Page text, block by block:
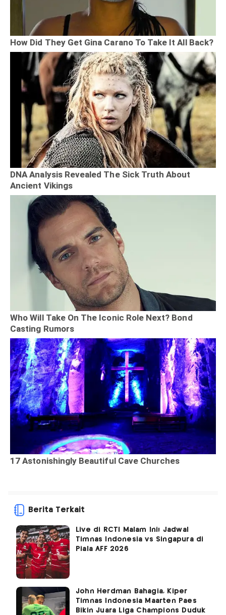
Berita Terkait
Live di RCTI Malam Ini! Jadwal
Timnas Indonesia vs Singapura di
Piala AFF 2026
John Herdman Bahagia, Kiper
Timnas Indonesia Maarten Paes
Bikin Juara Liga Champions Duduk